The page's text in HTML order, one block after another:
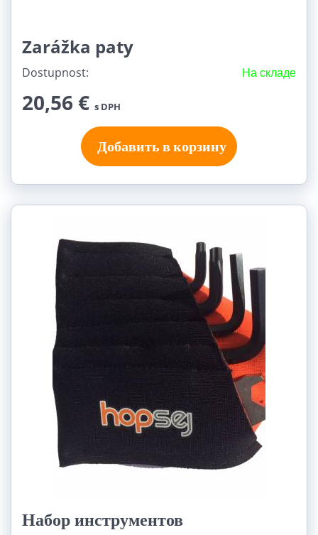
Zarážka paty
Dostupnost: На складе
20,56 € s DPH
Добавить в корзину
Набор инструментов